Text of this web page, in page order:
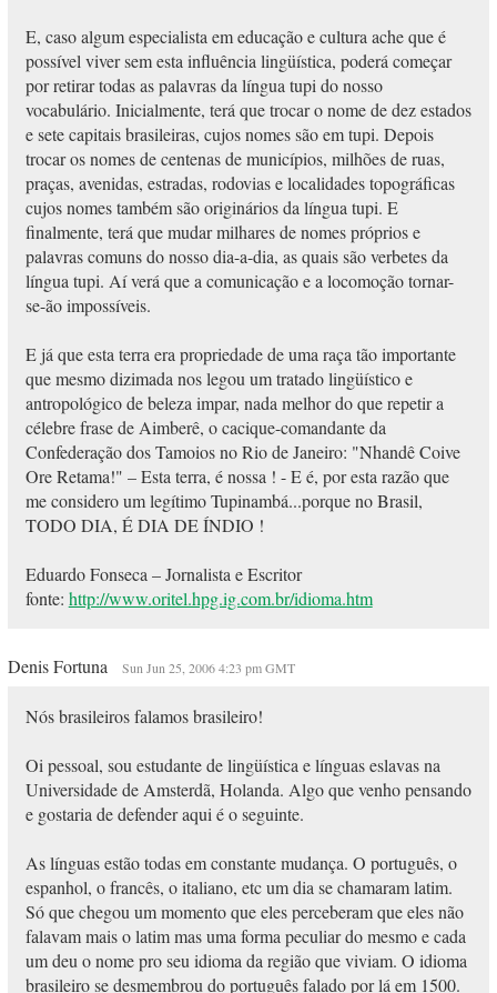
E, caso algum especialista em educação e cultura ache que é
possível viver sem esta influência lingüística, poderá começar
por retirar todas as palavras da língua tupi do nosso
vocabulário. Inicialmente, terá que trocar o nome de dez estados
e sete capitais brasileiras, cujos nomes são em tupi. Depois
trocar os nomes de centenas de municípios, milhões de ruas,
praças, avenidas, estradas, rodovias e localidades topográficas
cujos nomes também são originários da língua tupi. E
finalmente, terá que mudar milhares de nomes próprios e
palavras comuns do nosso dia-a-dia, as quais são verbetes da
língua tupi. Aí verá que a comunicação e a locomoção tornar-
se-ão impossíveis.
E já que esta terra era propriedade de uma raça tão importante
que mesmo dizimada nos legou um tratado lingüístico e
antropológico de beleza impar, nada melhor do que repetir a
célebre frase de Aimberê, o cacique-comandante da
Confederação dos Tamoios no Rio de Janeiro: "Nhandê Coive
Ore Retama!" – Esta terra, é nossa ! - E é, por esta razão que
me considero um legítimo Tupinambá...porque no Brasil,
TODO DIA, É DIA DE ÍNDIO !
Eduardo Fonseca – Jornalista e Escritor
fonte: http://www.oritel.hpg.ig.com.br/idioma.htm
Denis Fortuna Sun Jun 25, 2006 4:23 pm GMT
Nós brasileiros falamos brasileiro!
Oi pessoal, sou estudante de lingüística e línguas eslavas na
Universidade de Amsterdã, Holanda. Algo que venho pensando
e gostaria de defender aqui é o seguinte.
As línguas estão todas em constante mudança. O português, o
espanhol, o francês, o italiano, etc um dia se chamaram latim.
Só que chegou um momento que eles perceberam que eles não
falavam mais o latim mas uma forma peculiar do mesmo e cada
um deu o nome pro seu idioma da região que viviam. O idioma
brasileiro se desmembrou do português falado por lá em 1500.